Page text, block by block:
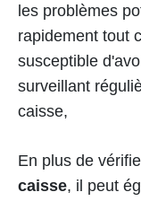
les problèmes
rapidement tout
susceptible
surveillant
caisse,
En plus de
caisse, il peut